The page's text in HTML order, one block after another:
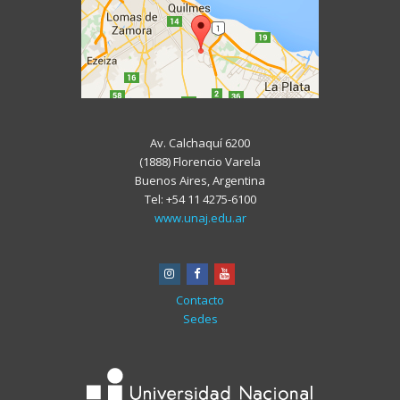
Av. Calchaquí 6200
(1888) Florencio Varela
Buenos Aires, Argentina
Tel: +54 11 4275-6100
www.unaj.edu.ar
instagram
facebookyoutube
Contacto
Sedes